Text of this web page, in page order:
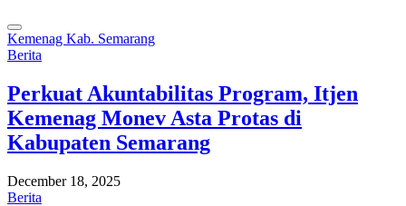
Kemenag Kab. Semarang
Berita
Perkuat Akuntabilitas Program, Itjen
Kemenag Monev Asta Protas di
Kabupaten Semarang
December 18, 2025
Berita